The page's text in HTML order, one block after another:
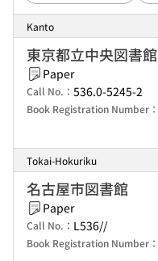
Kanto
東京都立中央図書館
Paper
Call No.： 536.0-5245-2
Book Registration Number：
Tokai-Hokuriku
名古屋市図書館
Paper
Call No.： L536//
Book Registration Number：